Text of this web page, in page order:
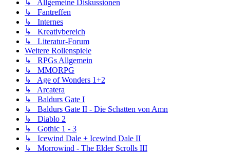
↳ Allgemeine Diskussionen
↳ Fantreffen
↳ Internes
↳ Kreativbereich
↳ Literatur-Forum
Weitere Rollenspiele
↳ RPGs Allgemein
↳ MMORPG
↳ Age of Wonders 1+2
↳ Arcatera
↳ Baldurs Gate I
↳ Baldurs Gate II - Die Schatten von Amn
↳ Diablo 2
↳ Gothic 1 - 3
↳ Icewind Dale + Icewind Dale II
↳ Morrowind - The Elder Scrolls III